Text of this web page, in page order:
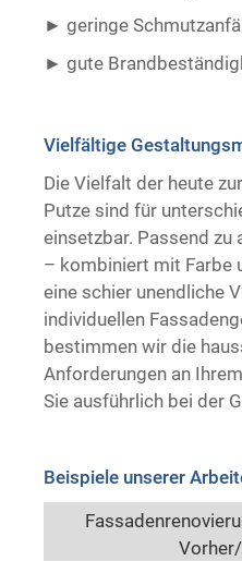
geringe
gute
Vielfältige
Die Vielfalt der heute
Putze sind für
einsetzbar. Passend zu
– kombiniert mit Farbe
eine schier unendliche
individuellen
bestimmen wir die
Anforderungen an
Sie ausführlich bei der
Beispiele unserer